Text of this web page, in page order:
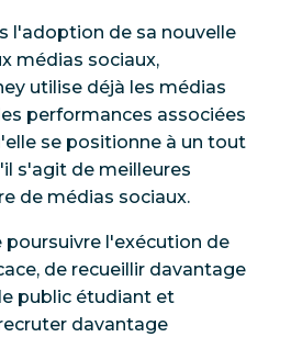
l'adoption de sa nouvelle
médias sociaux,
utilise déjà les médias
performances associées
se positionne à un tout
s'agit de meilleures
de médias sociaux.
poursuivre l'exécution de
de recueillir davantage
public étudiant et
davantage